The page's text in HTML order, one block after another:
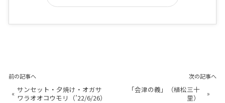
前の記事へ
« サンセット・夕焼け・オガサ
ワラオオコウモリ（’22/6/26）
次の記事へ
「会津の義」（植松三十
里）
»